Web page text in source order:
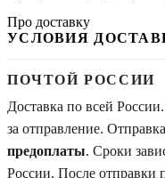
Про доставку
УСЛОВИЯ
ПОЧТОЙ РОССИИ
Доставка по всей
за отправление.
предоплаты. Сроки
России. После отправки